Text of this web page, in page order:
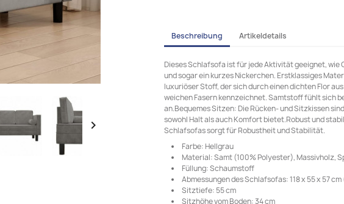

Beschreibung Artikeldetails
Dieses Schlafsofa ist für jede Aktivität geeignet, wie
und sogar ein kurzes Nickerchen. Erstklassiges
luxuriöser Stoff, der sich durch einen dichten Flor
weichen Fasern kennzeichnet. Samtstoff fühlt sich
an.Bequemes Sitzen: Die Rücken- und Sitzkissen
sowohl Halt als auch Komfort bietet.Robust und
Schlafsofas sorgt für Robustheit und Stabilität.
Farbe: Hellgrau
Material: Samt (100% Polyester), Massivholz,
Füllung: Schaumstoff
Abmessungen des Schlafsofas: 118 x 55 x 57 cm
Sitztiefe: 55 cm
Sitzhöhe vom Boden: 34 cm